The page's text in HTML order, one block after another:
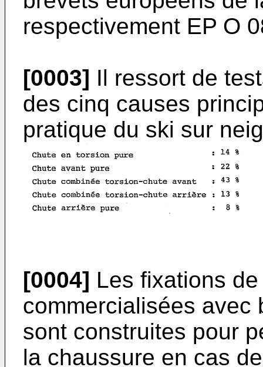
respectivement EP O
[0003] Il ressort de
des cinq causes
pratique du ski sur
[0004] Les fixations
commercialisées avec
sont construites pour
la chaussure en cas